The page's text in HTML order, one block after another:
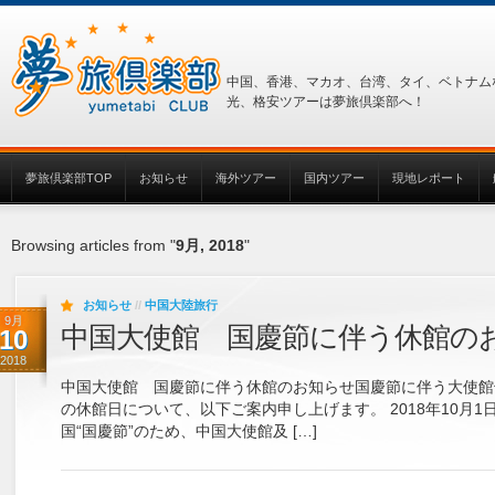
中国、香港、マカオ、台湾、タイ、ベトナ
光、格安ツアーは夢旅倶楽部へ！
夢旅倶楽部TOP お知らせ 海外ツアー 国内ツアー 現地レポート
Browsing articles from "9月, 2018"
9月
10
2018
お知らせ // 中国大陸旅行
中国大使館 国慶節に伴う休館の
中国大使館 国慶節に伴う休館のお知らせ国慶節に伴う大使
の休館日について、以下ご案内申し上げます。 2018年10月1
国“国慶節”のため、中国大使館及 […]